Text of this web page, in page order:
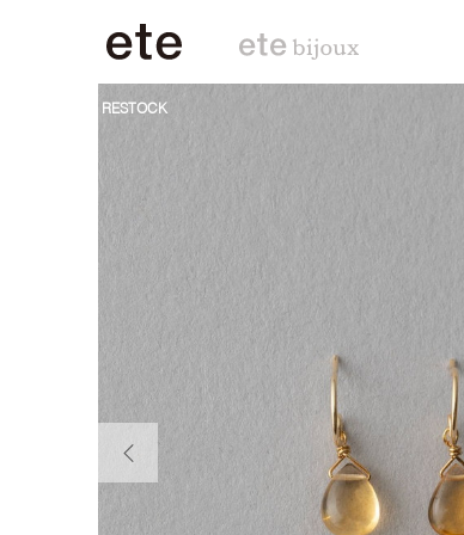
RESTOCK